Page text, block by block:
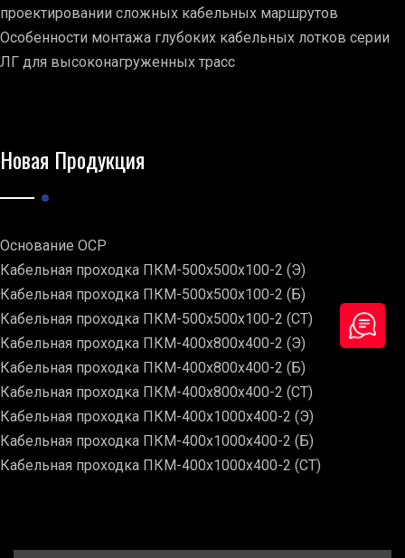
проектировании сложных кабельных маршрутов
Особенности монтажа глубоких кабельных лотков серии
ЛГ для высоконагруженных трасс
Новая Продукция
Основание ОСР
Кабельная проходка ПКМ-500х500х100-2 (Э)
Кабельная проходка ПКМ-500х500х100-2 (Б)
Кабельная проходка ПКМ-500х500х100-2 (СТ)
Кабельная проходка ПКМ-400х800х400-2 (Э)
Кабельная проходка ПКМ-400х800х400-2 (Б)
Кабельная проходка ПКМ-400х800х400-2 (СТ)
Кабельная проходка ПКМ-400х1000х400-2 (Э)
Кабельная проходка ПКМ-400х1000х400-2 (Б)
Кабельная проходка ПКМ-400х1000х400-2 (СТ)